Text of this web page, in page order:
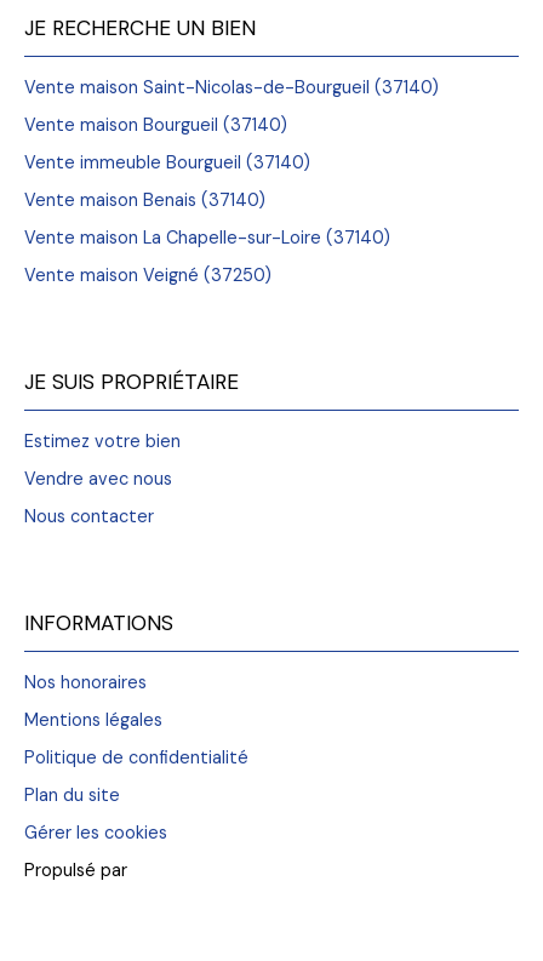
JE RECHERCHE UN BIEN
Vente maison Saint-Nicolas-de-Bourgueil (37140)
Vente maison Bourgueil (37140)
Vente immeuble Bourgueil (37140)
Vente maison Benais (37140)
Vente maison La Chapelle-sur-Loire (37140)
Vente maison Veigné (37250)
JE SUIS PROPRIÉTAIRE
Estimez votre bien
Vendre avec nous
Nous contacter
INFORMATIONS
Nos honoraires
Mentions légales
Politique de confidentialité
Plan du site
Gérer les cookies
Propulsé par